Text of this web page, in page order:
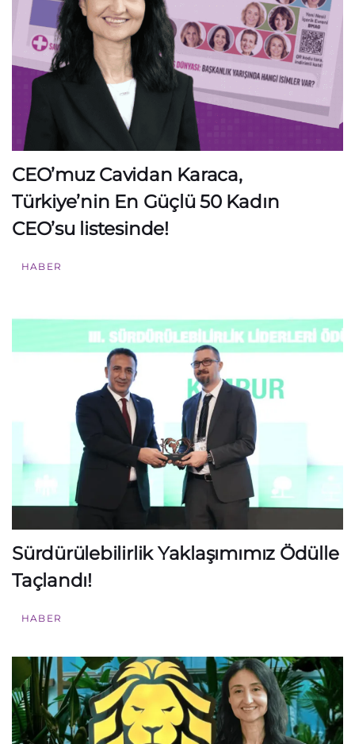
CEO’muz Cavidan Karaca,
Türkiye’nin En Güçlü 50 Kadın
CEO’su listesinde!
HABER
Sürdürülebilirlik Yaklaşımımız Ödülle
Taçlandı!
HABER